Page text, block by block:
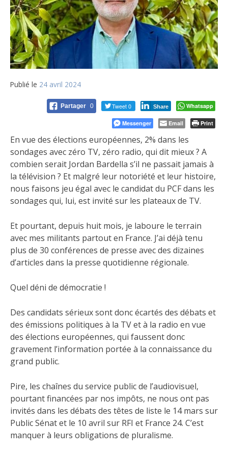
Publié le 24 avril 2024
Partager 0 Tweet 0 Share Whatsapp
Messenger Email Print
En vue des élections européennes, 2% dans les
sondages avec zéro TV, zéro radio, qui dit mieux ? A
combien serait Jordan Bardella s’il ne passait jamais à
la télévision ? Et malgré leur notoriété et leur histoire,
nous faisons jeu égal avec le candidat du PCF dans les
sondages qui, lui, est invité sur les plateaux de TV.
Et pourtant, depuis huit mois, je laboure le terrain
avec mes militants partout en France. J’ai déjà tenu
plus de 30 conférences de presse avec des dizaines
d’articles dans la presse quotidienne régionale.
Quel déni de démocratie !
Des candidats sérieux sont donc écartés des débats et
des émissions politiques à la TV et à la radio en vue
des élections européennes, qui faussent donc
gravement l’information portée à la connaissance du
grand public.
Pire, les chaînes du service public de l’audiovisuel,
pourtant financées par nos impôts, ne nous ont pas
invités dans les débats des têtes de liste le 14 mars sur
Public Sénat et le 10 avril sur RFI et France 24. C’est
manquer à leurs obligations de pluralisme.